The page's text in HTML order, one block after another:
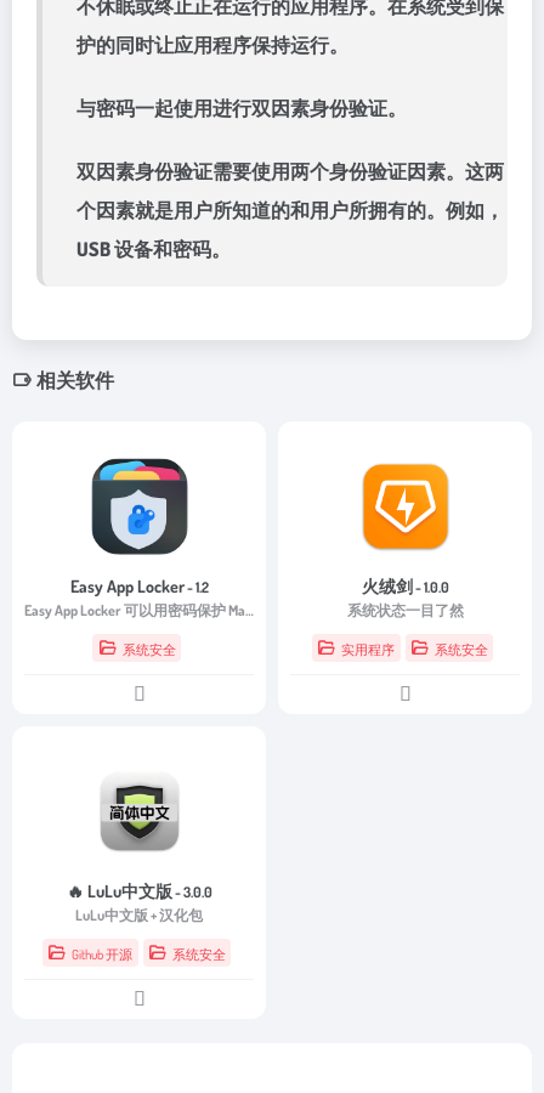
不休眠或终止正在运行的应用程序。在系统受到保
护的同时让应用程序保持运行。
与密码一起使用进行双因素身份验证。
双因素身份验证需要使用两个身份验证因素。这两
个因素就是用户所知道的和用户所拥有的。例如，
USB 设备和密码。
相关软件
Easy App Locker- 1.2
Easy App Locker 可以用密码保护 Mac 上的各个应用程序。维护 Mac 上的隐私。
系统安全
火绒剑- 1.0.0
系统状态一目了然
实用程序 系统安全
🔥 LuLu中文版 - 3.0.0
LuLu中文版 + 汉化包
Github 开源 系统安全